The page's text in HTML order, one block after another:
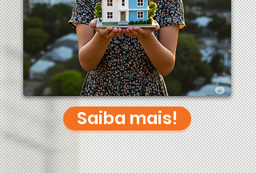
Saiba mais!